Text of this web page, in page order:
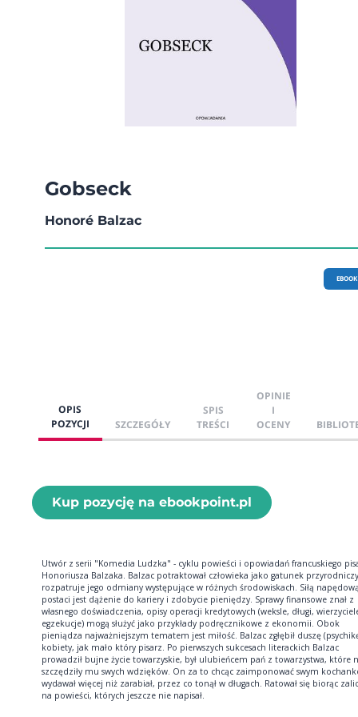
Gobseck
Honoré Balzac
EBOOK
OPIS
POZYCJI
SZCZEGÓŁY
SPIS
TREŚCI
OPINIE
I
OCENY
Kup pozycję na ebookpoint.pl
Utwór z serii "Komedia Ludzka" - cyklu powieści i opowiadań francuskiego
Honoriusza Balzaka. Balzac potraktował człowieka jako gatunek
rozpatruje jego odmiany występujące w różnych środowiskach. Siłą
postaci jest dążenie do kariery i zdobycie pieniędzy. Sprawy finansowe znał z
własnego doświadczenia, opisy operacji kredytowych (weksle, długi,
egzekucje) mogą służyć jako przykłady podręcznikowe z ekonomii. Obok
pieniądza najważniejszym tematem jest miłość. Balzac zgłębił duszę
kobiety, jak mało który pisarz. Po pierwszych sukcesach literackich Balzac
prowadził bujne życie towarzyskie, był ulubieńcem pań z towarzystwa, które
szczędziły mu swych wdzięków. On za to chcąc zaimponować swym
wydawał więcej niż zarabiał, przez co tonął w długach. Ratował się biorąc
na powieści, których jeszcze nie napisał.